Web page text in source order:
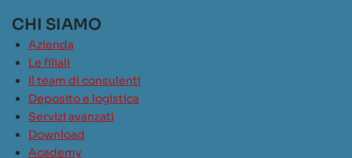
CHI SIAMO
Azienda
Le filiali
Il team di consulenti
Deposito e logistica
Servizi avanzati
Download
Academy